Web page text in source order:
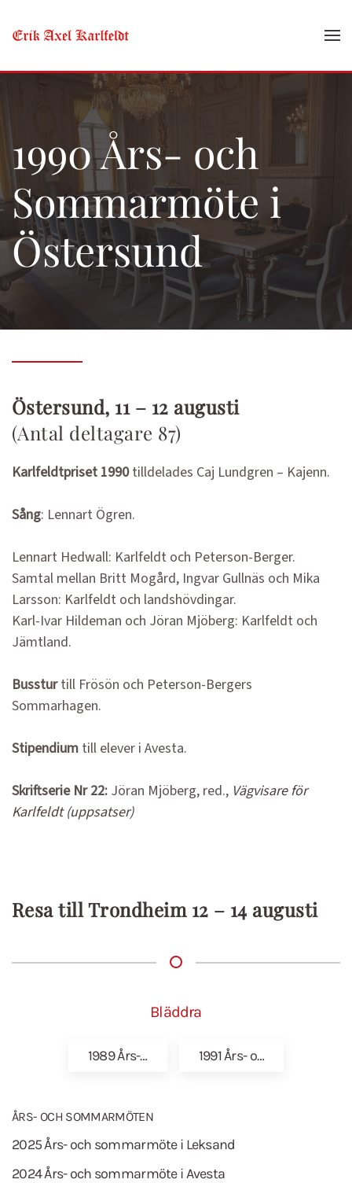
Skip to main content
1990 Års- och
Sommarmöte i
Östersund
Östersund, 11 – 12 augusti
(Antal deltagare 87)
Karlfeldtpriset 1990tilldelades Caj Lundgren – Kajenn.
Sång: Lennart Ögren.
Lennart Hedwall: Karlfeldt och Peterson-Berger.
Samtal mellan Britt Mogård, Ingvar Gullnäs och Mika
Larsson: Karlfeldt och landshövdingar.
Karl-Ivar Hildeman och Jöran Mjöberg: Karlfeldt och
Jämtland.
Bussturtill Frösön och Peterson-Bergers
Sommarhagen.
Stipendium till elever i Avesta.
Skriftserie Nr 22: Jöran Mjöberg, red., Vägvisare för
Karlfeldt (uppsatser)
Resa till Trondheim 12 – 14 augusti
Bläddra
1989 Års-… 1991 Års- o…
ÅRS- OCH SOMMARMÖTEN
2025 Års- och sommarmöte i Leksand
2024 Års- och sommarmöte i Avesta